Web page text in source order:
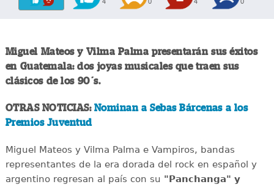
Miguel Mateos y Vilma Palma presentarán sus éxitos
en Guatemala: dos joyas musicales que traen sus
clásicos de los 90´s.
OTRAS NOTICIAS: Nominan a Sebas Bárcenas a los
Premios Juventud
Miguel Mateos y Vilma Palma e Vampiros, bandas
representantes de la era dorada del rock en español y
argentino regresan al país con su "Panchanga" y